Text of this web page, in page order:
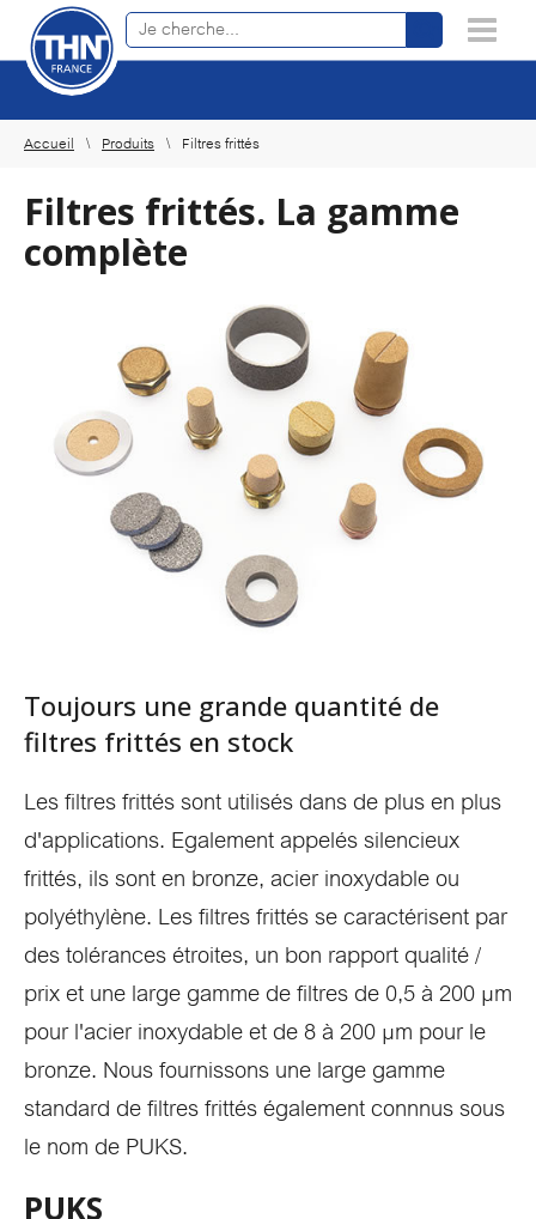
Accueil Produits Filtres frittés
Filtres frittés. La gamme
complète
Toujours une grande quantité de
filtres frittés en stock
Les filtres frittés sont utilisés dans de plus en plus
d'applications. Egalement appelés silencieux
frittés, ils sont en bronze, acier inoxydable ou
polyéthylène. Les filtres frittés se caractérisent par
des tolérances étroites, un bon rapport qualité /
prix et une large gamme de filtres de 0,5 à 200 µm
pour l'acier inoxydable et de 8 à 200 µm pour le
bronze. Nous fournissons une large gamme
standard de filtres frittés également connnus sous
le nom de PUKS.
PUKS
×
Recherche de produits en ligne